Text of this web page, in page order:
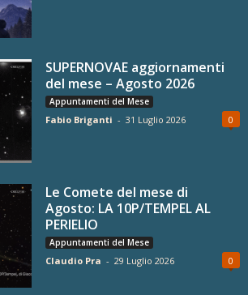
SUPERNOVAE aggiornamenti
del mese – Agosto 2026
Appuntamenti del Mese
Fabio Briganti - 31 Luglio 2026 0
Le Comete del mese di
Agosto: LA 10P/TEMPEL AL
PERIELIO
Appuntamenti del Mese
Claudio Pra - 29 Luglio 2026 0